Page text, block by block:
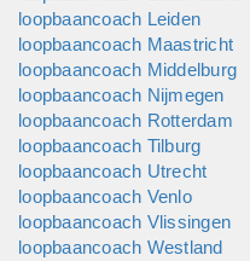
loopbaancoach Leiden
loopbaancoach Maastricht
loopbaancoach Middelburg
loopbaancoach Nijmegen
loopbaancoach Rotterdam
loopbaancoach Tilburg
loopbaancoach Utrecht
loopbaancoach Venlo
loopbaancoach Vlissingen
loopbaancoach Westland